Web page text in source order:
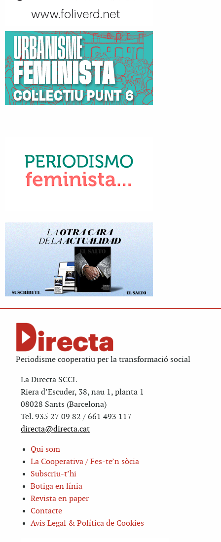
Periodisme cooperatiu per la transformació social
La Directa SCCL
Riera d’Escuder, 38, nau 1, planta 1
08028 Sants (Barcelona)
Tel. 935 27 09 82 / 661 493 117
directa@directa.cat
Qui som
La Cooperativa / Fes-te’n sòcia
Subscriu-t’hi
Botiga en línia
Revista en paper
Contacte
Avis Legal & Política de Cookies